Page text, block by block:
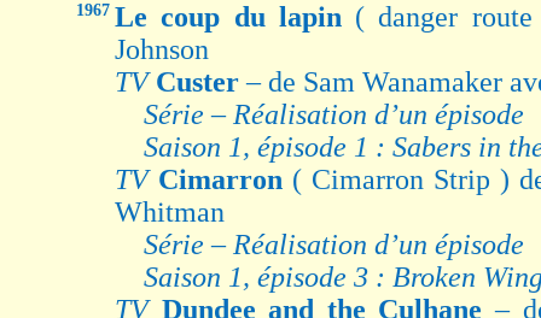
1967 Le coup du lapin ( danger
Johnson
TV Custer– de Sam Wanamaker
Série – Réalisation d’un épisode
Saison 1, épisode 1 : Sabers in
TV Cimarron ( Cimarron Strip )
Whitman
Série – Réalisation d’un épisode
Saison 1, épisode 3 : Broken
TV Dundee and the Culhane–